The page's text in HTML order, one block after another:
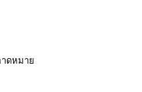
าดหมาย